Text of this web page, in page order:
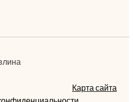
Карта сайта